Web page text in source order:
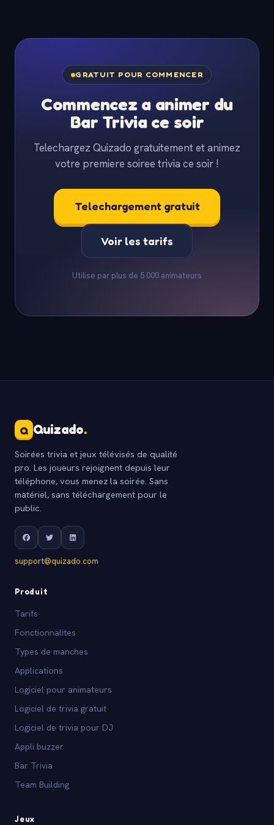
GRATUIT POUR COMMENCER
Commencez a animer du
Bar Trivia ce soir
Telechargez Quizado gratuitement et animez
votre premiere soiree trivia ce soir !
Telechargement gratuit
Voir les tarifs
Utilise par plus de 5 000 animateurs
Q Quizado.
Soirées trivia et jeux télévisés de qualité
pro. Les joueurs rejoignent depuis leur
téléphone, vous menez la soirée. Sans
matériel, sans téléchargement pour le
public.
support@quizado.com
Produit
Tarifs
Fonctionnalites
Types de manches
Applications
Logiciel pour animateurs
Logiciel de trivia gratuit
Logiciel de trivia pour DJ
Appli buzzer
Bar Trivia
Team Building
Jeux